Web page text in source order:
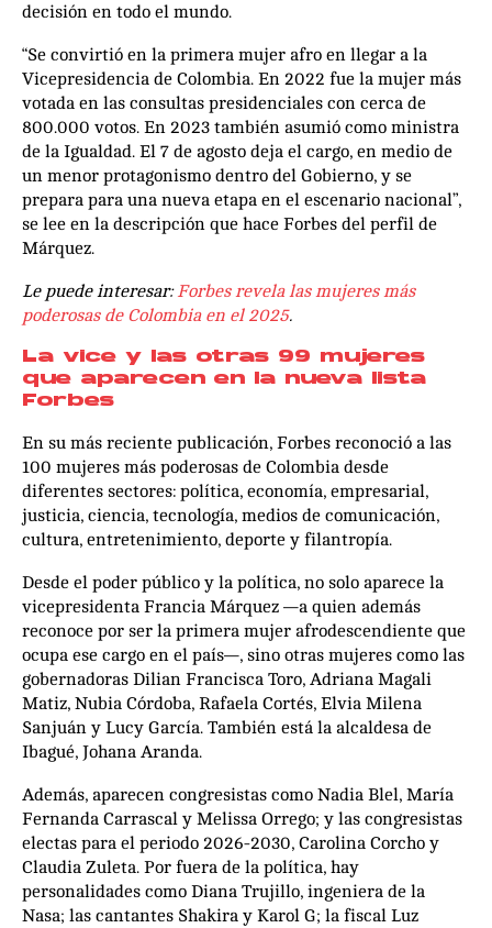
decisión en todo el mundo.
“Se convirtió en la primera mujer afro en llegar a la
Vicepresidencia de Colombia. En 2022 fue la mujer más
votada en las consultas presidenciales con cerca de
800.000 votos. En 2023 también asumió como ministra
de la Igualdad. El 7 de agosto deja el cargo, en medio de
un menor protagonismo dentro del Gobierno, y se
prepara para una nueva etapa en el escenario nacional”,
se lee en la descripción que hace Forbes del perfil de
Márquez.
Le puede interesar:Forbes revela las mujeres más
poderosas de Colombia en el 2025.
La vice y las otras 99 mujeres
que aparecen en la nueva lista
Forbes
En su más reciente publicación, Forbes reconoció a las
100 mujeres más poderosas de Colombia desde
diferentes sectores: política, economía, empresarial,
justicia, ciencia, tecnología, medios de comunicación,
cultura, entretenimiento, deporte y filantropía.
Desde el poder público y la política, no solo aparece la
vicepresidenta Francia Márquez —a quien además
reconoce por ser la primera mujer afrodescendiente que
ocupa ese cargo en el país—, sino otras mujeres como las
gobernadoras Dilian Francisca Toro, Adriana Magali
Matiz, Nubia Córdoba, Rafaela Cortés, Elvia Milena
Sanjuán y Lucy García. También está la alcaldesa de
Ibagué, Johana Aranda.
Además, aparecen congresistas como Nadia Blel, María
Fernanda Carrascal y Melissa Orrego; y las congresistas
electas para el periodo 2026-2030, Carolina Corcho y
Claudia Zuleta. Por fuera de la política, hay
personalidades como Diana Trujillo, ingeniera de la
Nasa; las cantantes Shakira y Karol G; la fiscal Luz